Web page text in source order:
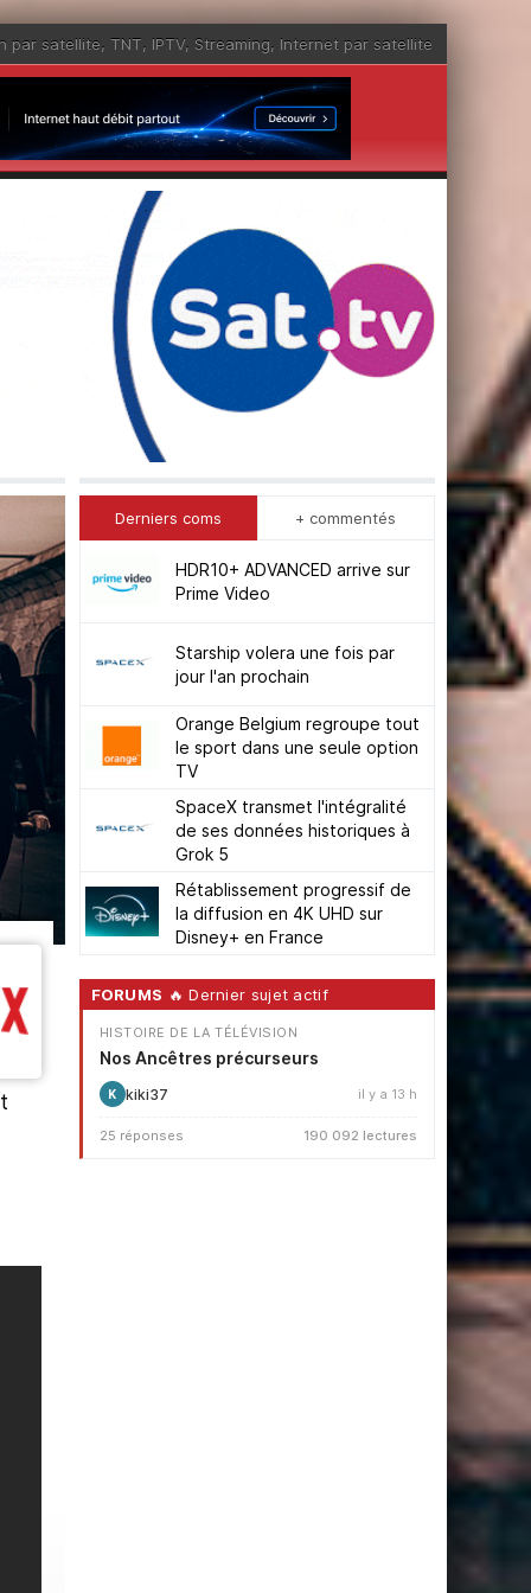
par satellite, TNT, IPTV, Streaming, Internet par satellite
Derniers coms + commentés
HDR10+ ADVANCED arrive sur
Prime Video
Starship volera une fois par
jour l'an prochain
Orange Belgium regroupe tout
le sport dans une seule option
TV
SpaceX transmet l'intégralité
de ses données historiques à
Grok 5
Rétablissement progressif de
la diffusion en 4K UHD sur
Disney+ en France
FORUMS 🔥 Dernier sujet actif
HISTOIRE DE LA TÉLÉVISION
Nos Ancêtres précurseurs
K kiki37 il y a 13 h
25 réponses 190 092 lectures